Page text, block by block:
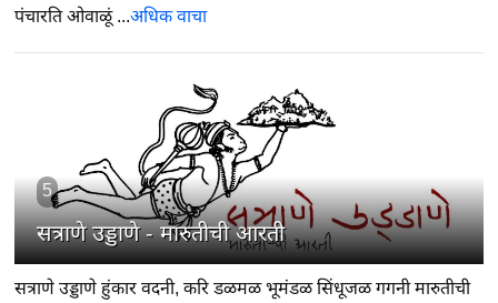
पंचारति ओवाळूं ...अधिक वाचा
5
सत्राणे उड्डाणे - मारुतीची आरती
सत्राणे उड्डाणे हुंकार वदनी, करि डळमळ भूमंडळ सिंधूजळ गगनी मारुतीची